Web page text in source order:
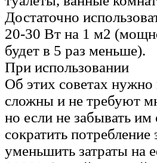
Достаточно
20-30 Вт на 1 м2
будет в 5 раз меньше).
При использовании
Об этих советах
сложны и не требуют
но если не забывать им
сократить
уменьшить затраты на